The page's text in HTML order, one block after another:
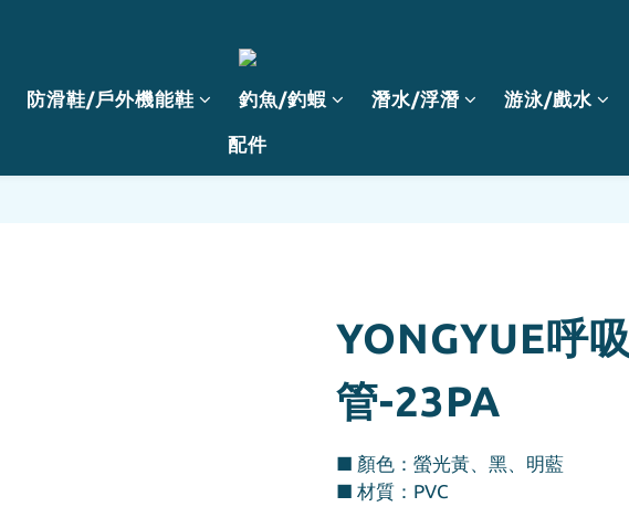
防滑鞋/戶外機能鞋 釣魚/釣蝦 潛水/浮潛 游泳/戲水
配件
YONGYUE呼吸
管-23PA
■ 顏色：螢光黃、黑、明藍
■ 材質：PVC